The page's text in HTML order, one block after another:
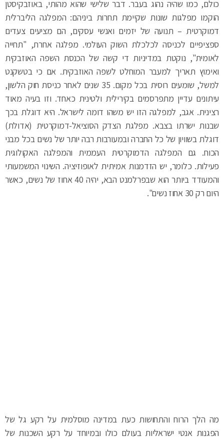
כולם, כמו שהיה נהוג בעבר. דבר שלישי שהוא מהותי, באוזבקיסטן
הוקמו מפלגות שונות שקיימת תחרות ביניהם: המפלגה הליברלית
דמוקרטית – תנועה של יזמים ואנשי עסקים, הם מציעים צעדים
ספציפיים לכניסה לכלכלת השוק העולמי. מפלגה אחרת, "תחייה
לאומית", נוקטת במדיניות די קשה של הכנסת השפה האוזבקית
ואימוץ תאריך למעבר המוחלט לשפה האוזבקית. אם כי בטשקנט
למשל, שומעים רוסית בכל מקום. 35 שנים לאחר כניסת חוק הלשון,
עיתונים עדיין מתפרסמים בקירילית ולטינית כאחד. וזו בעיה מאוד
רצינית. אגב, למפלגה הזו יש משהו דומה לישראל. היא דוגלת בכך
שבנות ישרתו בצבא. מפלגת הצדק הסוציאל-דמוקרטית (אדולת)
דוגלת בשוויון של כל החברה ובמעורבות רבה יותר של נשים בכל מבני
הכוח. גם המפלגה הדמוקרטית העממית והמפלגה האקולוגית
פעילות. כלומר, יש הזדמנות אמיתית לאופוזיציה. השינוי המשמעותי
והמעודד ביותר הוא שבפרלמנט הבא, יהיה 40 אחוז של נשים, כאשר
היום רק 30 אחוז נשים".
מה הלך הרוח והתחושות כעת במדינה מוסלמית על רקע גל של
הפגנות אנטי ישראליות בעולם כולו ובמיוחד על רקע השכנות של